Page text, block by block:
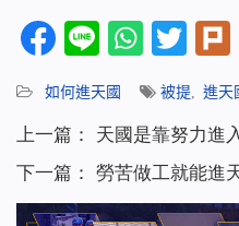
Facebook
Line
如何進天國 被提 進天
上一篇：
天國是靠努力進
下一篇： 勞苦做工就能進